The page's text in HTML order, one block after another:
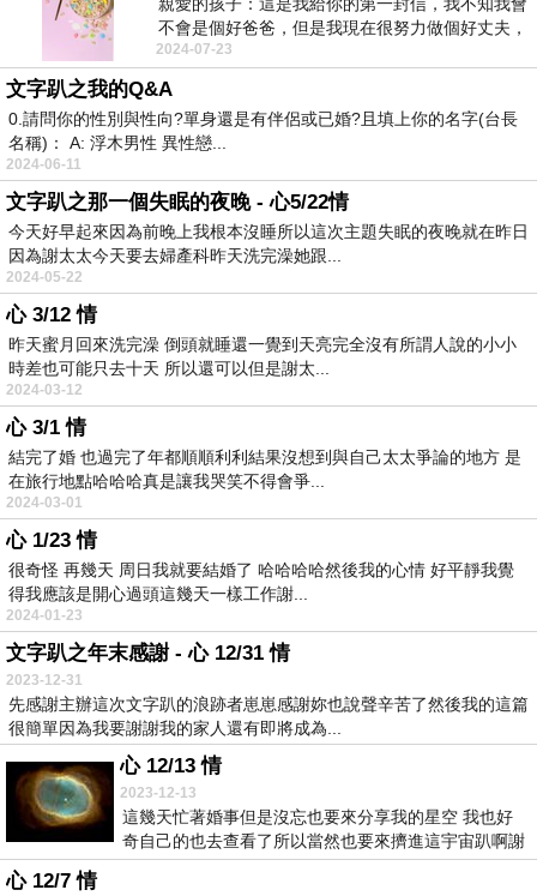
不會是個好爸爸，但是我現在很努力做個好丈夫，
把你老媽照顧...
2024-07-23
文字趴之我的Q&A
0.請問你的性別與性向?單身還是有伴侶或已婚?且填上你的名字(台長
名稱)： A: 浮木男性 異性戀...
2024-06-11
文字趴之那一個失眠的夜晚 - 心5/22情
今天好早起來因為前晚上我根本沒睡所以這次主題失眠的夜晚就在昨日
因為謝太太今天要去婦產科昨天洗完澡她跟...
2024-05-22
心 3/12 情
昨天蜜月回來洗完澡 倒頭就睡還一覺到天亮完全沒有所謂人說的小小
時差也可能只去十天 所以還可以但是謝太...
2024-03-12
心 3/1 情
結完了婚 也過完了年都順順利利結果沒想到與自己太太爭論的地方 是
在旅行地點哈哈哈真是讓我哭笑不得會爭...
2024-03-01
心 1/23 情
很奇怪 再幾天 周日我就要結婚了 哈哈哈哈然後我的心情 好平靜我覺
得我應該是開心過頭這幾天一樣工作謝...
2024-01-23
文字趴之年末感謝 - 心 12/31 情
2023-12-31
先感謝主辦這次文字趴的浪跡者崽崽感謝妳也說聲辛苦了然後我的這篇
很簡單因為我要謝謝我的家人還有即將成為...
心 12/13 情
2023-12-13
這幾天忙著婚事但是沒忘也要來分享我的星空 我也好
奇自己的也去查看了所以當然也要來擠進這宇宙趴啊謝
謝陳...
心 12/7 情